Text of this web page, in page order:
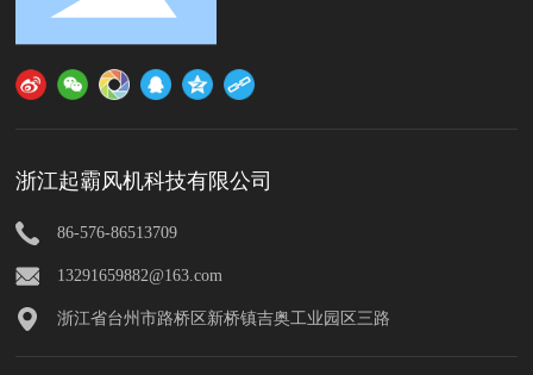
浙江起霸风机科技有限公司
86-576-86513709
13291659882@163.com
浙江省台州市路桥区新桥镇吉奥工业园区三路